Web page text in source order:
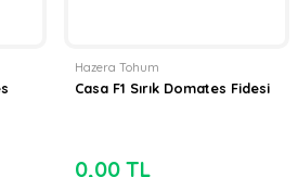
Hazera Tohum
Casa F1 Sırık Domates Fidesi
0,00 TL